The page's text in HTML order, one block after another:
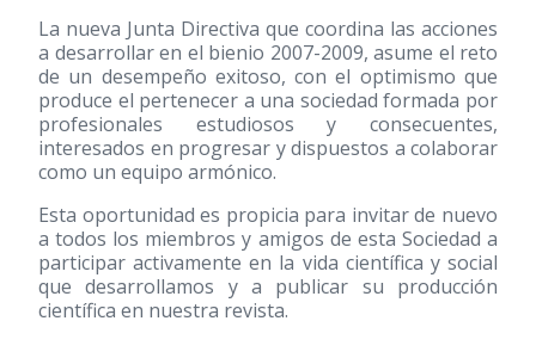
La nueva Junta Directiva que coordina las acciones
a desarrollar en el bienio 2007-2009, asume el reto
de un desempeño exitoso, con el optimismo que
produce el pertenecer a una sociedad formada por
profesionales estudiosos y consecuentes,
interesados en progresar y dispuestos a colaborar
como un equipo armónico.
Esta oportunidad es propicia para invitar de nuevo
a todos los miembros y amigos de esta Sociedad a
participar activamente en la vida científica y social
que desarrollamos y a publicar su producción
científica en nuestra revista.